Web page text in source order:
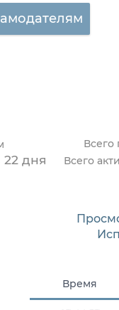
22 дня
Всего
Всего
Время